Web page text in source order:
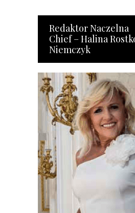
Redaktor
Chief – Halina
Niemczyk